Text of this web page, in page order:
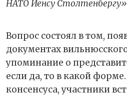
НАТО Йенсу Столтенбергу»
Вопрос состоял в том,
документах
упоминание о
если да, то в какой
консенсуса, участники